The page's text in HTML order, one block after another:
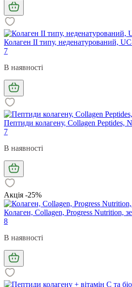
Колаген II типу, неденатурований,
7
В наявності
Пептиди колагену, Collagen Peptides,
7
В наявності
Акція -25%
Колаген, Collagen, Progress Nutrition,
8
В наявності